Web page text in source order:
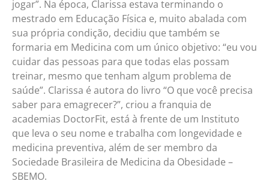
jogar”. Na época, Clarissa estava terminando o
mestrado em Educação Física e, muito abalada com
sua própria condição, decidiu que também se
formaria em Medicina com um único objetivo: “eu vou
cuidar das pessoas para que todas elas possam
treinar, mesmo que tenham algum problema de
saúde”. Clarissa é autora do livro “O que você precisa
saber para emagrecer?”, criou a franquia de
academias DoctorFit, está à frente de um Instituto
que leva o seu nome e trabalha com longevidade e
medicina preventiva, além de ser membro da
Sociedade Brasileira de Medicina da Obesidade –
SBEMO.